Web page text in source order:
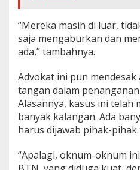
“Mereka masih di luar,
saja mengaburkan dan
ada,” tambahnya.
Advokat ini pun
tangan dalam
Alasannya, kasus ini telah
banyak kalangan. Ada
harus dijawab pihak-pihak
“Apalagi, oknum-oknum